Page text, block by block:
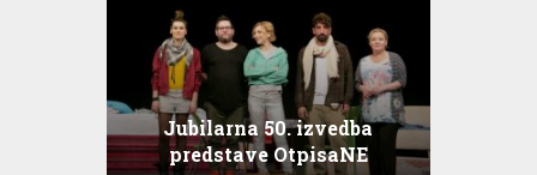
Jubilarna 50. izvedba
predstave OtpisaNE